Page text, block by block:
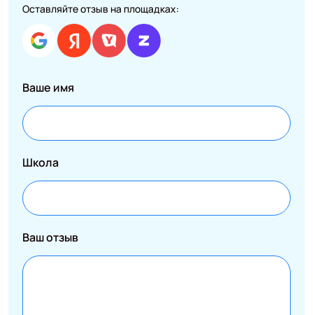
Оставляйте отзыв на площадках:
Ваше имя
Школа
Ваш отзыв